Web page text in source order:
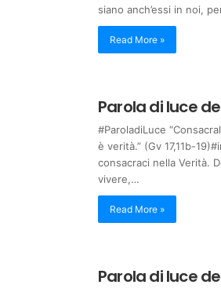
siano anch’essi in noi,
Read More »
Parola di luce
#ParoladiLuce
è verità.” (Gv 17,11b-
consacraci nella Verità.
vivere,…
Read More »
Parola di luce